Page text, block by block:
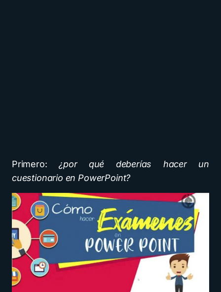
Primero:¿por qué deberías hacer un
cuestionario en PowerPoint?